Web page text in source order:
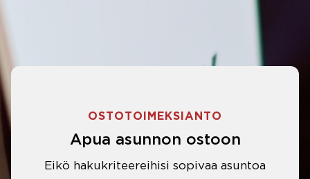
OSTOTOIMEKSIANTO
Apua asunnon ostoon
Eikö hakukriteereihisi sopivaa asuntoa